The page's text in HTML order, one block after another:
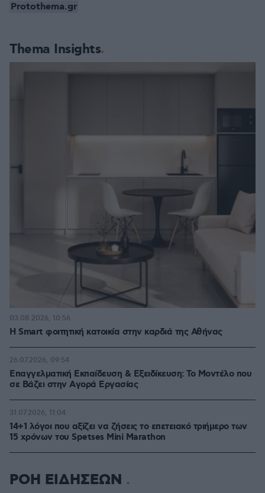
Thema Insights
Η Smart φοιτητική κατοικία στην καρδιά της Αθήνας
03.08.2026, 10:56
Επαγγελματική Εκπαίδευση & Εξειδίκευση: Το Mοντέλο που
σε Bάζει στην Aγορά Eργασίας
26.07.2026, 09:54
14+1 λόγοι που αξίζει να ζήσεις το επετειακό τριήμερο των
15 χρόνων του Spetses Mini Marathon
31.07.2026, 11:04
Protothema.gr
ΡΟΗ ΕΙΔΗΣΕΩΝ